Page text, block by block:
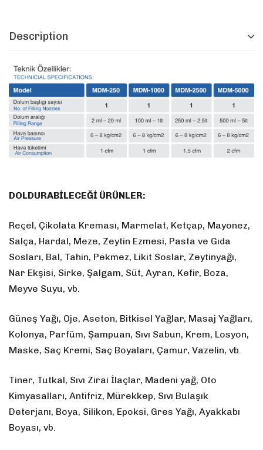
Description
DOLDURABİLECEĞİ ÜRÜNLER:
Reçel, Çikolata Kreması, Marmelat, Ketçap, Mayonez,
Salça, Hardal, Meze, Zeytin Ezmesi, Pasta ve Gıda
Sosları, Bal, Tahin, Pekmez, Likit Soslar, Zeytinyağı,
Nar Ekşisi, Sirke, Şalgam, Süt, Ayran, Kefir, Boza,
Meyve Suyu, vb.
Güneş Yağı, Oje, Aseton, Bitkisel Yağlar, Masaj Yağları,
Kolonya, Parfüm, Şampuan, Sıvı Sabun, Krem, Losyon,
Maske, Saç Kremi, Saç Boyaları, Çamur, Vazelin, vb.
Tiner, Tutkal, Sıvı Zirai İlaçlar, Madeni yağ, Oto
Kimyasalları, Antifriz, Mürekkep, Sıvı Bulaşık
Deterjanı, Boya, Silikon, Epoksi, Gres Yağı, Ayakkabı
Boyası, vb.